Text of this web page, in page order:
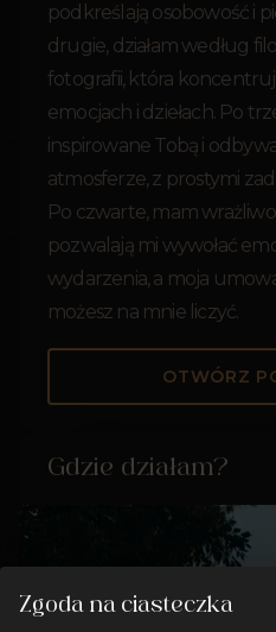
podkreślają osobowość i
drugie, działam według
fotografii, która
emocjach i dziełach. Po
inspirowane Tobą i
atmosferze, z prostymi
Po czwarte, mam
pozwalają mi wywołać
wydarzenia, a moja
możesz na mnie liczyć.
OTWÓRZ
Gdzie działam?
Zgoda na ciasteczka